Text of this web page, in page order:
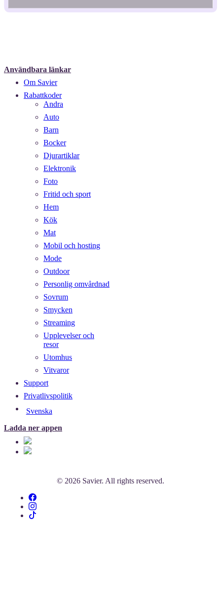
Användbara länkar
Om Savier
Rabattkoder
Andra
Auto
Barn
Bocker
Djurartiklar
Elektronik
Foto
Fritid och sport
Hem
Kök
Mat
Mobil och hosting
Mode
Outdoor
Personlig omvårdnad
Sovrum
Smycken
Streaming
Upplevelser och
resor
Utomhus
Vitvaror
Support
Privatlivspolitik
Svenska
Ladda ner appen
© 2026 Savier. All rights reserved.